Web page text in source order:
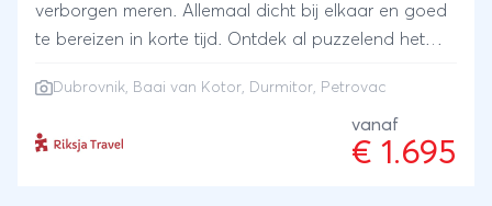
verborgen meren. Allemaal dicht bij elkaar en goed
te bereizen in korte tijd. Ontdek al puzzelend het
hoogste canyon van Europa, met een speedboat
over de Baai van Kotor, klimmen naar een top in
bergachtig Durmitor en rust uit aan de mooiste
Dubrovnik, Baai van Kotor, Durmitor, Petrovac
vanaf
€ 1.695